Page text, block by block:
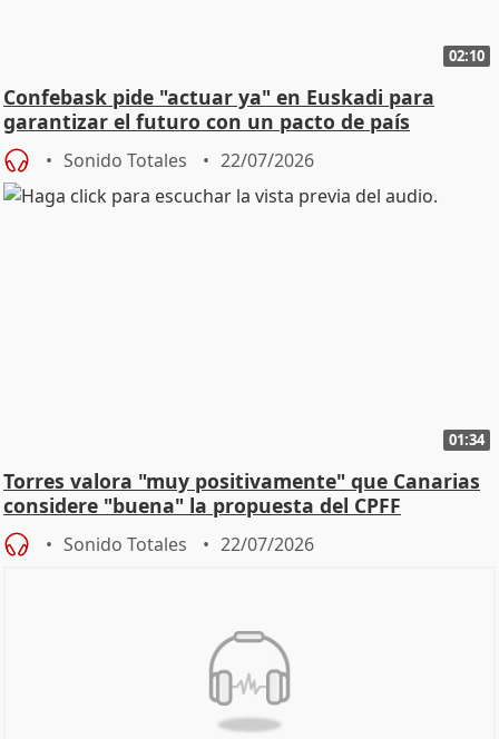
02:10
Confebask pide "actuar ya" en Euskadi para
garantizar el futuro con un pacto de país
Sonido Totales 22/07/2026
01:34
Torres valora "muy positivamente" que Canarias
considere "buena" la propuesta del CPFF
Sonido Totales 22/07/2026